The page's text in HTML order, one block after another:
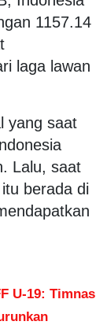
1157.14
laga lawan
yang saat
Lalu, saat
berada di
U-19: Timnas